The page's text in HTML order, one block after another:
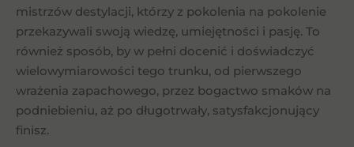
mistrzów destylacji, którzy z pokolenia na pokolenie
przekazywali swoją wiedzę, umiejętności i pasję. To
również sposób, by w pełni docenić i doświadczyć
wielowymiarowości tego trunku, od pierwszego
wrażenia zapachowego, przez bogactwo smaków na
podniebieniu, aż po długotrwały, satysfakcjonujący
finisz.